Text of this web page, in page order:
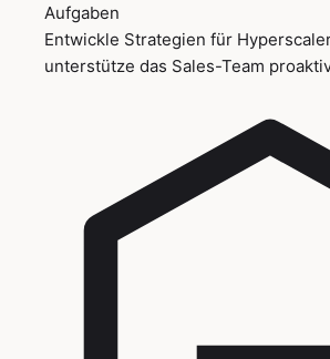
Aufgaben
Entwickle Strategien für
unterstütze das Sales-Team